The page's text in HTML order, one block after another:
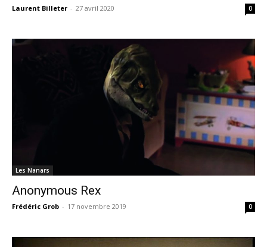
Laurent Billeter - 27 avril 2020 0
Les Nanars
Anonymous Rex
Frédéric Grob - 17 novembre 2019 0